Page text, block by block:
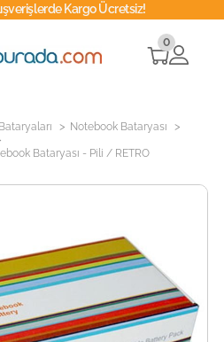
Kargo Ücretsiz!
0
> Notebook Bataryası >
Bataryası - Pili / RETRO